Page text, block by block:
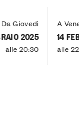
Da Giovedì
2025
alle 20:30
A
14
alle